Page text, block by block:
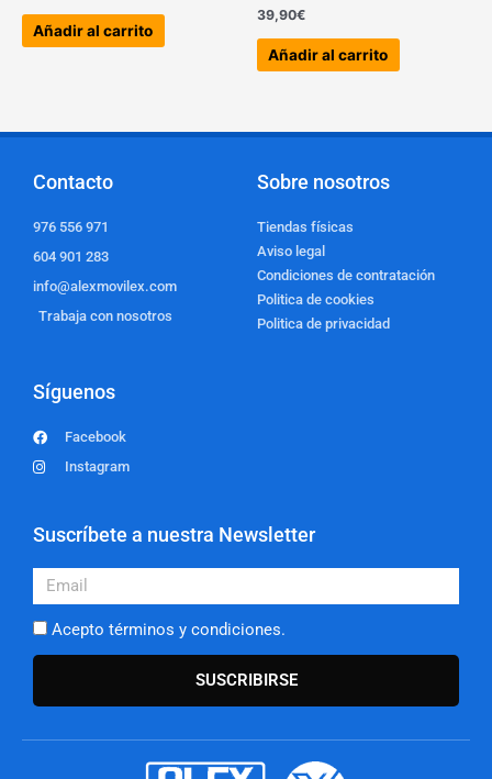
Añadir al carrito
39,90€
Añadir al carrito
Contacto
976 556 971
604 901 283
info@alexmovilex.com
Trabaja con nosotros
Sobre nosotros
Tiendas físicas
Aviso legal
Condiciones de contratación
Politica de cookies
Politica de privacidad
Síguenos
Facebook
Instagram
Suscríbete a nuestra Newsletter
Email
Acepto términos y condiciones.
SUSCRIBIRSE